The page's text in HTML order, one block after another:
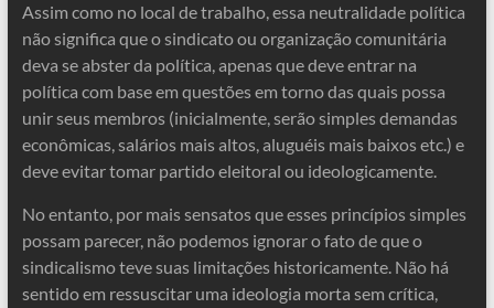
Assim como no local de trabalho, essa neutralidade política
não significa que o sindicato ou organização comunitária
deva se abster da política, apenas que deve entrar na
política com base em questões em torno das quais possa
unir seus membros (inicialmente, serão simples demandas
econômicas, salários mais altos, aluguéis mais baixos etc.) e
deve evitar tomar partido eleitoral ou ideologicamente.
No entanto, por mais sensatos que esses princípios simples
possam parecer, não podemos ignorar o fato de que o
sindicalismo teve suas limitações historicamente. Não há
sentido em ressuscitar uma ideologia morta sem crítica,